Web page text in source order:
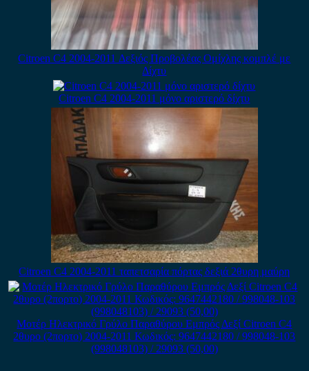
Citroen C4 2004-2011 Δεξιός Προβολέας Ομίχλης κομπλέ με
Δίχτυ
Citroen C4 2004-2011 μόνο αριστερό δίχτυ
Citroen C4 2004-2011 ταπετσαρία πόρτας δεξιά 2θυρη μαύρη
Μοτέρ Ηλεκτρικό Γρύλο Παραθύρου Εμπρός Δεξί Citroen C4
2θυρο (2πορτο) 2004-2011 Κωδικός: 9647442180 / 998048-103
(998048103) / 29093 (50,00)